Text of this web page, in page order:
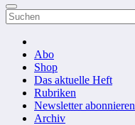
Abo
Shop
Das aktuelle Heft
Rubriken
Newsletter abonnieren
Archiv